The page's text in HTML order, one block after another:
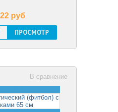
pуб
ПРОСМОТР
В сравнение